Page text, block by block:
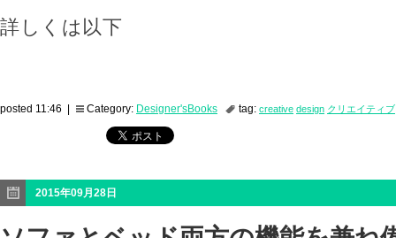
詳しくは以下
posted 11:46 | Category: Designer'sBooks tag: creative design クリエイティブ
2015年09月28日